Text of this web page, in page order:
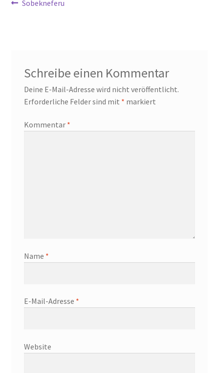
Beitragsnavigation
Vorheriger
Sobekneferu
Schreibe einen Kommentar
Deine E-Mail-Adresse wird nicht veröffentlicht.
Erforderliche Felder sind mit * markiert
Kommentar *
Name *
E-Mail-Adresse *
Website